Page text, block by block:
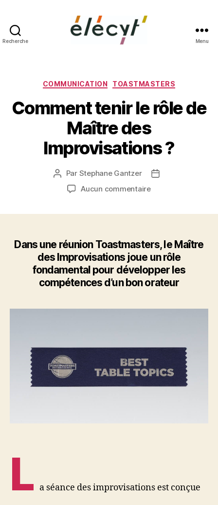
Recherche Menu
Catégories
COMMUNICATION TOASTMASTERS
Comment tenir le rôle de
Maître des
Improvisations ?
Auteur
l’article
Par Stephane Gantzer
Date
Aucun commentairesur
de
Maître
des
Improvisations
?
Dans une réunion Toastmasters, l e Maître
des Improvisations joue un rôle
fondamental pour développer les
compétences d’un bon orateur
L a séance des improvisations est conçue